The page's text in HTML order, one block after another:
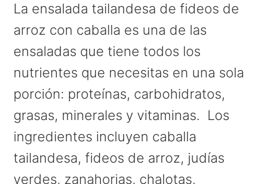
La ensalada tailandesa de fideos de
arroz con caballa es una de las
ensaladas que tiene todos los
nutrientes que necesitas en una sola
porción: proteínas, carbohidratos,
grasas, minerales y vitaminas. Los
ingredientes incluyen caballa
tailandesa, fideos de arroz, judías
verdes, zanahorias, chalotas,